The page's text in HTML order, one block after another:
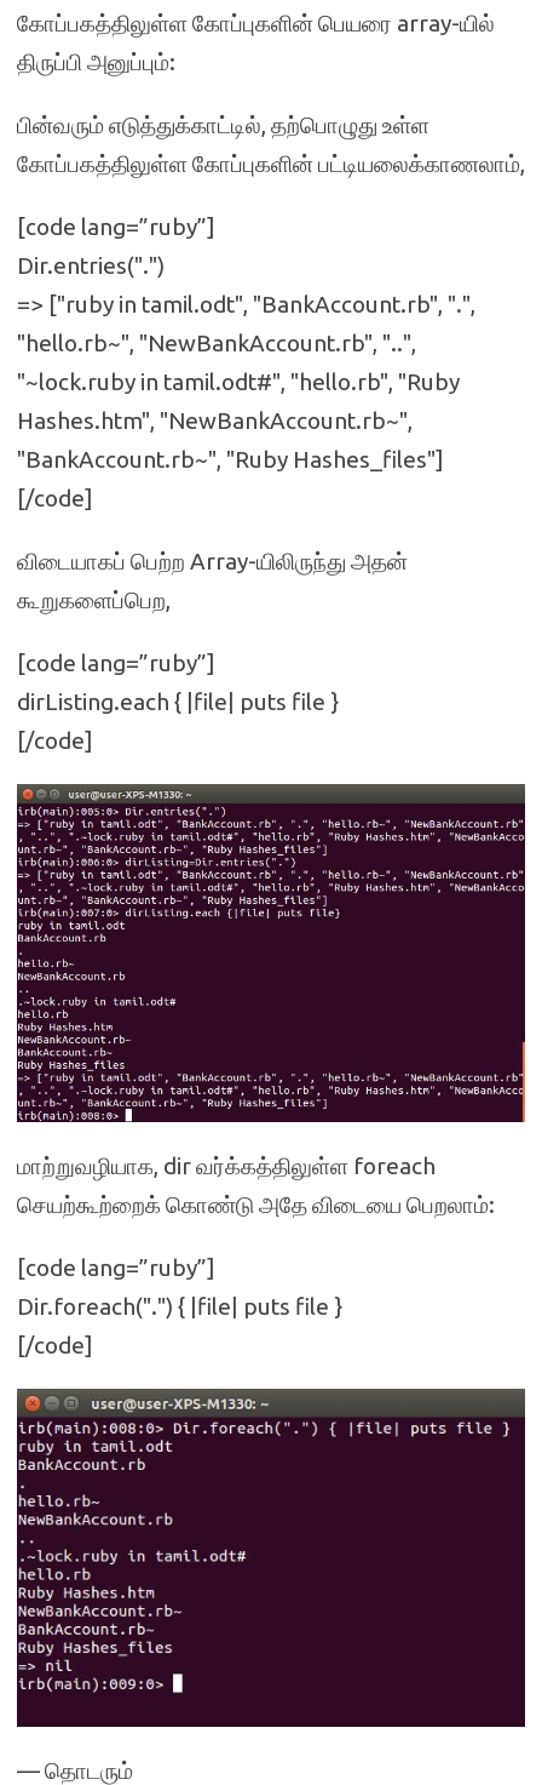
கோப்பகத்திலுள்ள கோப்புகளின் பெயரை array-யில்
திருப்பி அனுப்பும்:
பின்வரும் எடுத்துக்காட்டில், தற்பொழுது உள்ள
கோப்பகத்திலுள்ள கோப்புகளின் பட்டியலைக்காணலாம்,
[code lang=”ruby”]
Dir.entries(".")
=> ["ruby in tamil.odt", "BankAccount.rb", ".",
"hello.rb~", "NewBankAccount.rb", "..",
"~lock.ruby in tamil.odt#", "hello.rb", "Ruby
Hashes.htm", "NewBankAccount.rb~",
"BankAccount.rb~", "Ruby Hashes_files"]
[/code]
விடையாகப் பெற்ற Array-யிலிருந்து அதன்
கூறுகளைப்பெற,
[code lang=”ruby”]
dirListing.each { |file| puts file }
[/code]
மாற்றுவழியாக, dir வர்க்கத்திலுள்ள foreach
செயற்கூற்றைக் கொண்டு அதே விடையை பெறலாம்:
[code lang=”ruby”]
Dir.foreach(".") { |file| puts file }
[/code]
— தொடரும்